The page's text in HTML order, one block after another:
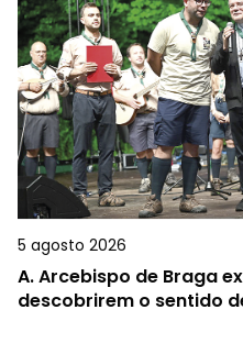
5 agosto 2026
A.Arcebispo de Braga
descobrirem o sentido